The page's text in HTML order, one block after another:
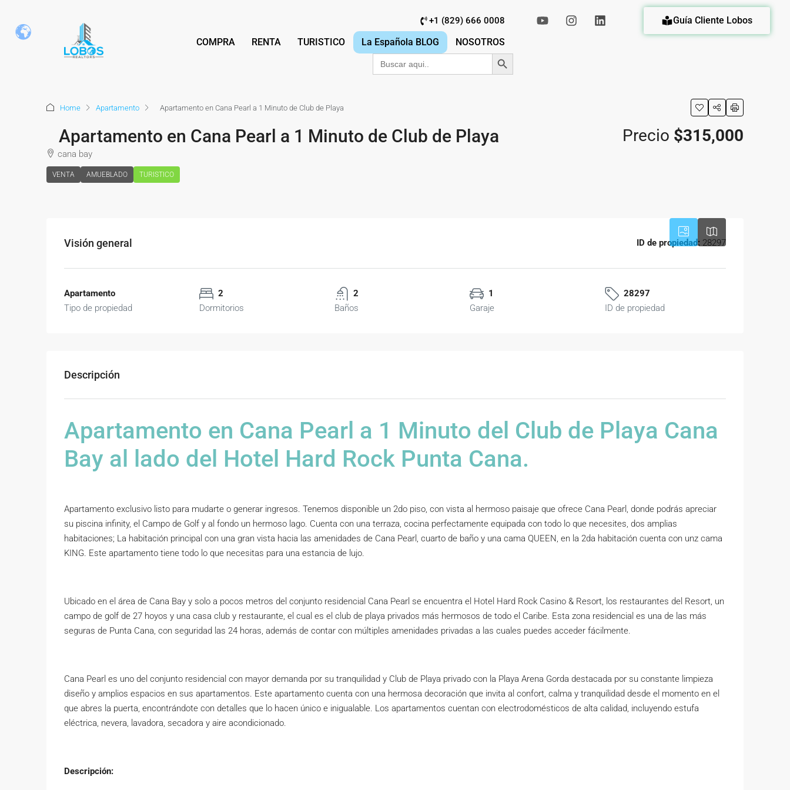
+1 (829) 666 0008
Guía Cliente Lobos
COMPRA
RENTA TURISTICO La Española BLOG
NOSOTROS
Buscar:
Botón de búsqueda
Home Apartamento Apartamento en Cana Pearl a 1 Minuto de Club de Playa
Apartamento en Cana Pearl a 1 Minuto de Club de Playa
cana bay
VENTA AMUEBLADO TURISTICO
Precio $315,000
Visión general ID de propiedad: 28297
Apartamento
Tipo de propiedad
2
Dormitorios
2
Baños
1
Garaje
28297
ID de propiedad
Descripción
Apartamento en Cana Pearl a 1 Minuto del Club de Playa Cana
Bay al lado del Hotel Hard Rock Punta Cana.
Apartamento exclusivo listo para mudarte o generar ingresos. Tenemos disponible un 2do piso, con vista al hermoso paisaje que ofrece Cana Pearl, donde podrás apreciar
su piscina infinity, el Campo de Golf y al fondo un hermoso lago. Cuenta con una terraza, cocina perfectamente equipada con todo lo que necesites, dos amplias
habitaciones; La habitación principal con una gran vista hacia las amenidades de Cana Pearl, cuarto de baño y una cama QUEEN, en la 2da habitación cuenta con unz cama
KING. Este apartamento tiene todo lo que necesitas para una estancia de lujo.
Ubicado en el área de Cana Bay y solo a pocos metros del conjunto residencial Cana Pearl se encuentra el Hotel Hard Rock Casino & Resort, los restaurantes del Resort, un
campo de golf de 27 hoyos y una casa club y restaurante, el cual es el club de playa privados más hermosos de todo el Caribe. Esta zona residencial es una de las más
seguras de Punta Cana, con seguridad las 24 horas, además de contar con múltiples amenidades privadas a las cuales puedes acceder fácilmente.
Cana Pearl es uno del conjunto residencial con mayor demanda por su tranquilidad y Club de Playa privado con la Playa Arena Gorda destacada por su constante limpieza
diseño y amplios espacios en sus apartamentos. Este apartamento cuenta con una hermosa decoración que invita al confort, calma y tranquilidad desde el momento en el
que abres la puerta, encontrándote con detalles que lo hacen único e inigualable. Los apartamentos cuentan con electrodomésticos de alta calidad, incluyendo estufa
eléctrica, nevera, lavadora, secadora y aire acondicionado.
Descripción: